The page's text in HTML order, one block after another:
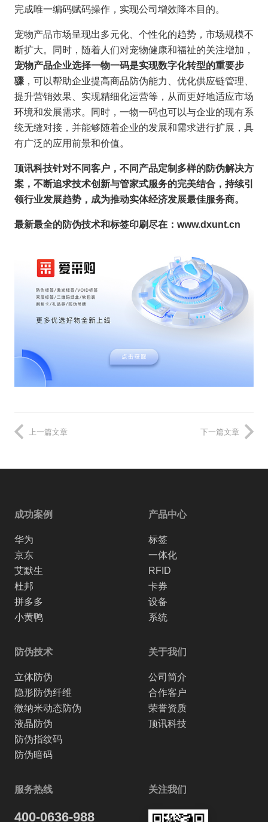
完成唯一编码赋码操作，实现公司增效降本目的。
宠物产品市场呈现出多元化、个性化的趋势，市场规模不
断扩大。同时，随着人们对宠物健康和福祉的关注增加，
宠物产品企业选择一物一码是实现数字化转型的重要步
骤 ，可以帮助企业提高商品防伪能力、优化供应链管理、
提升营销效果、实现精细化运营等，从而更好地适应市场
环境和发展需求。同时，一物一码也可以与企业的现有系
统无缝对接，并能够随着企业的发展和需求进行扩展，具
有广泛的应用前景和价值。
顶讯科技针对不同客户，不同产品定制多样的防伪解决方
案，不断追求技术创新与管家式服务的完美结合，持续引
领行业发展趋势，成为推动实体经济发展最佳服务商。
最新最全的防伪技术和标签印刷尽在：www.dxunt.cn
上一篇文章 下一篇文章
成功案例
华为
京东
艾默生
杜邦
拼多多
小黄鸭
产品中心
标签
一体化
RFID
卡券
设备
系统
防伪技术
立体防伪
隐形防伪纤维
微纳米动态防伪
液晶防伪
防伪指纹码
防伪暗码
关于我们
公司简介
合作客户
荣誉资质
顶讯科技
服务热线
400-0636-988
关注我们